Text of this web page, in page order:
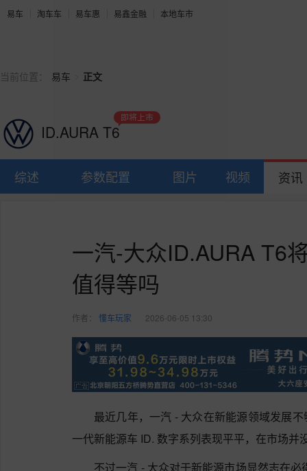
易车 淘车车 易车惠 易鑫金融 本地车市
当前位置： 易车 正文
ID.AURA T6
即将上市
综述 参数配置 图片 视频 资讯
一汽-大众ID.AURA T6
值得等吗
作者： 懂车玩家 2026-06-05 13:30
最近几年，一汽 - 大众在新能源领域发展
一代新能源车 ID. 数字系列表现平平，在市场并
不过一汽 - 大众对于新能源市场显然志在